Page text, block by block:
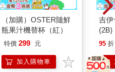
（加購）OSTER隨鮮
瓶果汁機替杯（紅）
特價 299 元
加入購物車
吉
(2B)
95 折